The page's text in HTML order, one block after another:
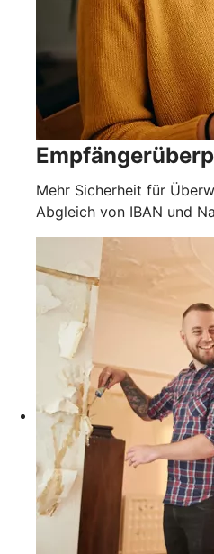
Mehr Sicherheit für
Abgleich von IBAN und